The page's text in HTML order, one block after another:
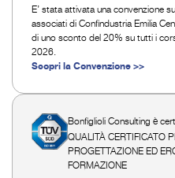
E’ stata attivata una convenzione
associati di Confindustria Emilia
di uno sconto del 20% su tutti i
2026.
Scopri la Convenzione >>
Bonfiglioli Consulting è
QUALITÀ CERTIFICATO
PROGETTAZIONE ED
FORMAZIONE